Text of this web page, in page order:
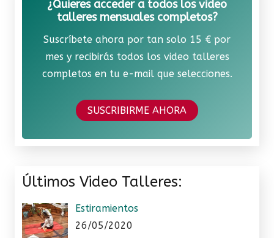
¿Quieres acceder a todos los video
talleres mensuales completos?
Suscríbete ahora por tan solo 15 € por
mes y recibirás todos los video talleres
completos en tu e-mail que selecciones.
SUSCRIBIRME AHORA
Últimos Video Talleres:
Estiramientos
26/05/2020